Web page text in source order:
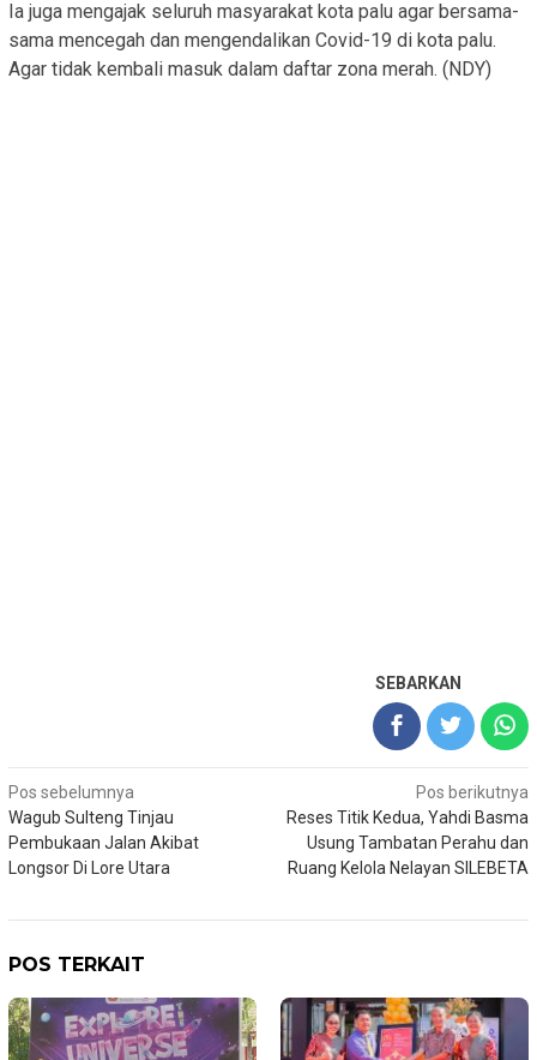
Ia juga mengajak seluruh masyarakat kota palu agar bersama-
sama mencegah dan mengendalikan Covid-19 di kota palu.
Agar tidak kembali masuk dalam daftar zona merah. (NDY)
SEBARKAN
Navigasi
pos
Pos sebelumnya
Wagub Sulteng Tinjau
Pembukaan Jalan Akibat
Longsor Di Lore Utara
Pos berikutnya
Reses Titik Kedua, Yahdi Basma
Usung Tambatan Perahu dan
Ruang Kelola Nelayan SILEBETA
POS TERKAIT